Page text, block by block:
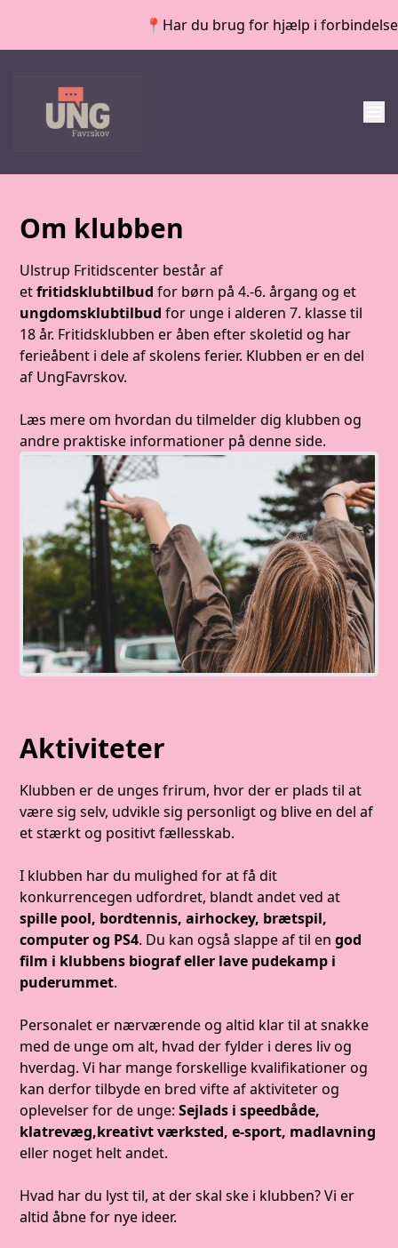
📍Har du brug for hjælp i forbindelse
Om klubben
Ulstrup Fritidscenter består af
etfritidsklubtilbud for børn på 4.-6. årgang og et
ungdomsklubtilbud for unge i alderen 7. klasse til
18 år. Fritidsklubben er åben efter skoletid og har
ferieåbent i dele af skolens ferier. Klubben er en del
af UngFavrskov.
Læs mere om hvordan du tilmelder dig klubben og
andre praktiske informationer på denne side.
Aktiviteter
Klubben er de unges frirum, hvor der er plads til at
være sig selv, udvikle sig personligt og blive en del af
et stærkt og positivt fællesskab.
I klubben har du mulighed for at få dit
konkurrencegen udfordret, blandt andet ved at
spille pool, bordtennis, airhockey, brætspil,
computer og PS4. Du kan også slappe af til en god
film i klubbens biograf eller lave pudekamp i
puderummet.
Personalet er nærværende og altid klar til at snakke
med de unge om alt, hvad der fylder i deres liv og
hverdag. Vi har mange forskellige kvalifikationer og
kan derfor tilbyde en bred vifte af aktiviteter og
oplevelser for de unge: Sejlads i speedbåde,
klatrevæg,kreativt værksted, e-sport, madlavning
eller noget helt andet.
Hvad har du lyst til, at der skal ske i klubben? Vi er
altid åbne for nye ideer.